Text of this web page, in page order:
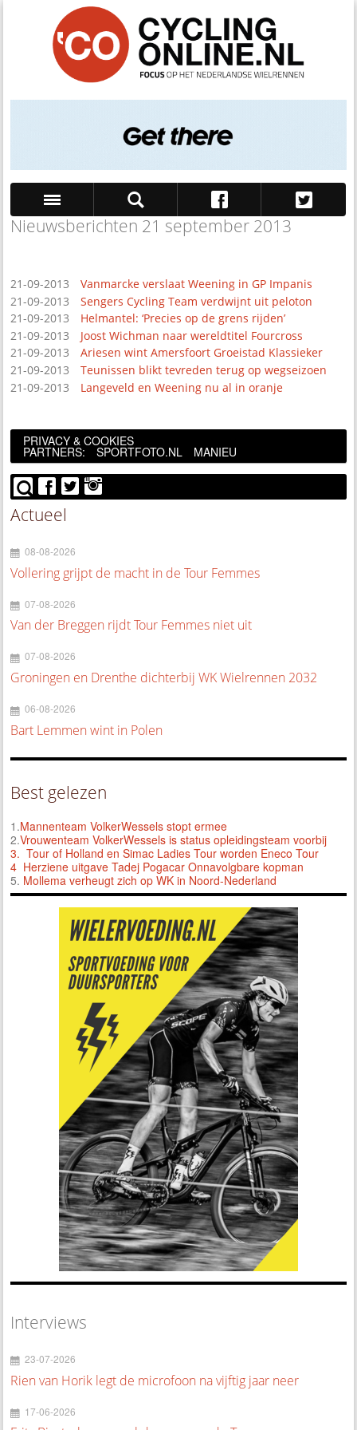
Nieuwsberichten 21 september 2013
21-09-2013
Vanmarcke verslaat Weening in GP Impanis
21-09-2013
Sengers Cycling Team verdwijnt uit peloton
21-09-2013
Helmantel: ‘Precies op de grens rijden’
21-09-2013
Joost Wichman naar wereldtitel Fourcross
21-09-2013
Ariesen wint Amersfoort Groeistad Klassieker
21-09-2013
Teunissen blikt tevreden terug op wegseizoen
21-09-2013
Langeveld en Weening nu al in oranje
PRIVACY & COOKIES
PARTNERS: SPORTFOTO.NL MANIEU
Actueel
08-08-2026
Vollering grijpt de macht in de Tour Femmes
07-08-2026
Van der Breggen rijdt Tour Femmes niet uit
07-08-2026
Groningen en Drenthe dichterbij WK Wielrennen 2032
06-08-2026
Bart Lemmen wint in Polen
Best gelezen
1.Mannenteam VolkerWessels stopt ermee
2.Vrouwenteam VolkerWessels is status opleidingsteam voorbij
3. Tour of Holland en Simac Ladies Tour worden Eneco Tour
4 Herziene uitgave Tadej Pogacar Onnavolgbare kopman
5. Mollema verheugt zich op WK in Noord-Nederland
Interviews
23-07-2026
Rien van Horik legt de microfoon na vijftig jaar neer
17-06-2026